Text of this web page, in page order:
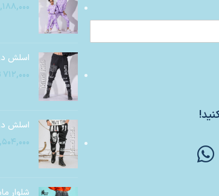
اسلش
۷۱۲,۰۰۰
اسلش
شلوار